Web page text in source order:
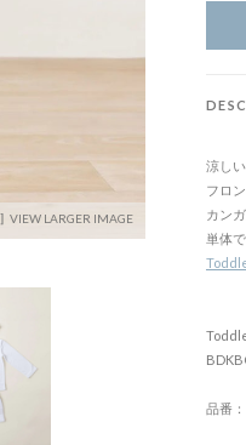
VIEW LARGER IMAGE
涼し
フロ
カン
単体
品番